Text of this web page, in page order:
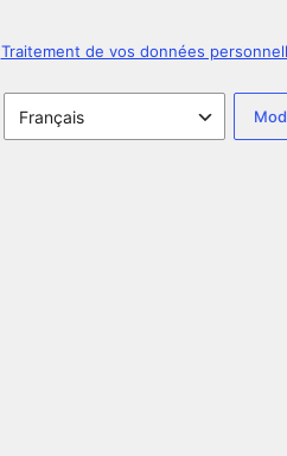
Traitement de vos données
Langue